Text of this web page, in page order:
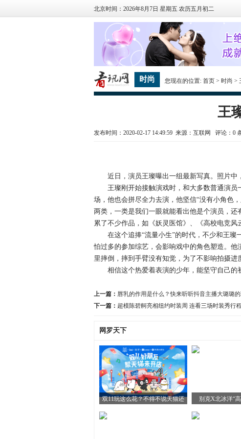
北京时间：2026年8月7日 星期五 农历五月初二
时尚 您现在的位置:首页 > 时尚 >
王
发布时间：2020-02-17 14:49:59 来源：互联网 评论： 0
近日，演员王璨曝出一组最新写真。照片中，
王璨刚开始接触演戏时，和大多数普通演员
场，他也会拼尽全力去演，他坚信“没有小角色
两类，一类是我们一眼就能看出他是个演员，
累了不少作品，如《妖灵医馆》、《高校电竞风
在这个追捧“流量小生”的时代，不少和王璨
怕过多的参加综艺，会影响戏中的角色塑造。
里摔倒，摔到手臂没有知觉，为了不影响拍摄进
相信这个热爱着表演的少年，能坚守自己的
上一篇： 唇乳的作用是什么？快来听听抖音主播大璐璐
下一篇： 超模陈碧舸亮相纽约时装周 连看三场时装秀行
网罗天下
双11玩这么花？不得不说天猫还 别克X北冰洋“